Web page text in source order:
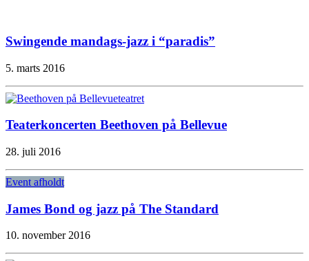
Swingende mandags-jazz i “paradis”
5. marts 2016
Teaterkoncerten Beethoven på Bellevue
28. juli 2016
Event afholdt
James Bond og jazz på The Standard
10. november 2016